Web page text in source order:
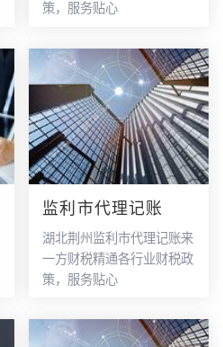
策，服务贴心
监利市代理记账
湖北荆州监利市代理记账来
一方财税精通各行业财税政
策，服务贴心